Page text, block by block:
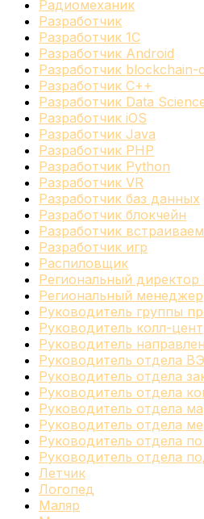
Радиомеханик
Разработчик
Разработчик 1C
Разработчик Android
Разработчик blockchain-
Разработчик C++
Разработчик Data
Разработчик iOS
Разработчик Java
Разработчик PHP
Разработчик Python
Разработчик VR
Разработчик баз данных
Разработчик блокчейн
Разработчик
Разработчик игр
Распиловщик
Региональный
Региональный менеджер
Руководитель группы
Руководитель колл-
Руководитель
Руководитель отдела
Руководитель отдела
Руководитель отдела
Руководитель отдела
Руководитель отдела
Руководитель отдела
Руководитель отдела
Летчик
Логопед
Маляр